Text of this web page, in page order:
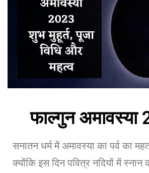
फाल्गुन अमावस्या
सनातन धर्म में अमावस्या का पर्व का
क्योंकि इस दिन पवित्र नदियों में स्नान